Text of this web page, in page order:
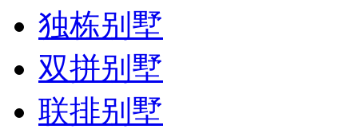
独栋别墅
双拼别墅
联排别墅